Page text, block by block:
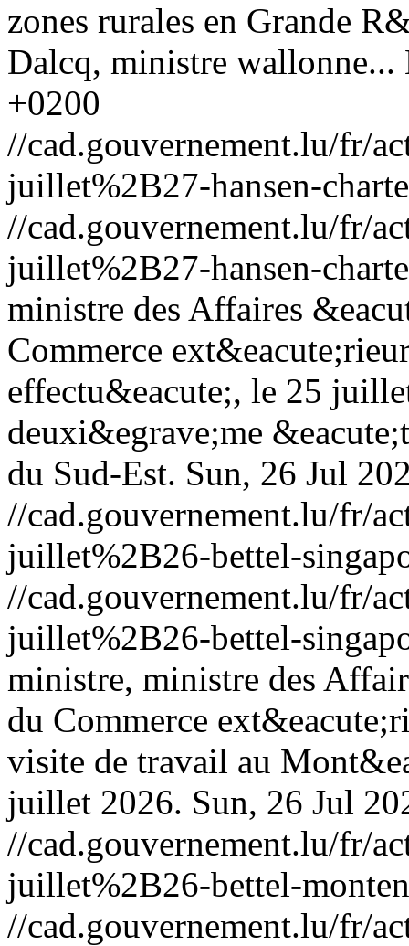
zones rurales en Grande
Dalcq, ministre wallonne...
+0200
//cad.gouvernement.lu/fr/
juillet%2B27-hansen-
//cad.gouvernement.lu/fr/
juillet%2B27-hansen-
ministre des Affaires
Commerce
effectu&eacute;, le 25
deuxi&egrave;me
du Sud-Est. Sun, 26 Jul
//cad.gouvernement.lu/fr/
juillet%2B26-bettel-
//cad.gouvernement.lu/fr/
juillet%2B26-bettel-
ministre, ministre des
du Commerce
visite de travail au
juillet 2026. Sun, 26 Jul
//cad.gouvernement.lu/fr/
juillet%2B26-bettel-
//cad.gouvernement.lu/fr/